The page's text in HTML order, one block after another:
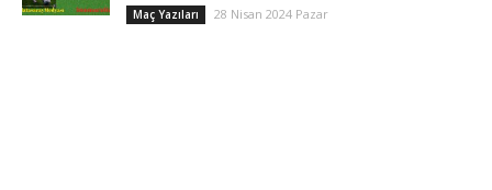
Maç Yazıları 28 Nisan 2024 Pazar